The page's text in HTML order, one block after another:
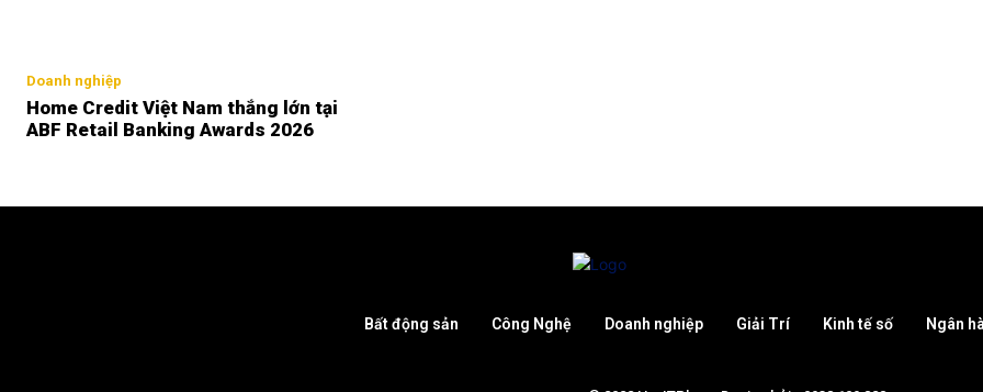
Doanh nghiệp
Home Credit Việt Nam thắng lớn tại
ABF Retail Banking Awards 2026
Bất động sản Công Nghệ Doanh nghiệp Giải Trí Kinh tế số Ngân